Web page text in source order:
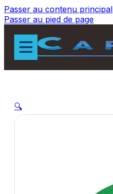
Passer au contenu principal
Passer au pied de page
🔍